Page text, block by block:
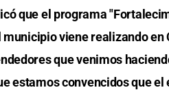
que el programa
viene realizando en
que venimos
estamos convencidos que el